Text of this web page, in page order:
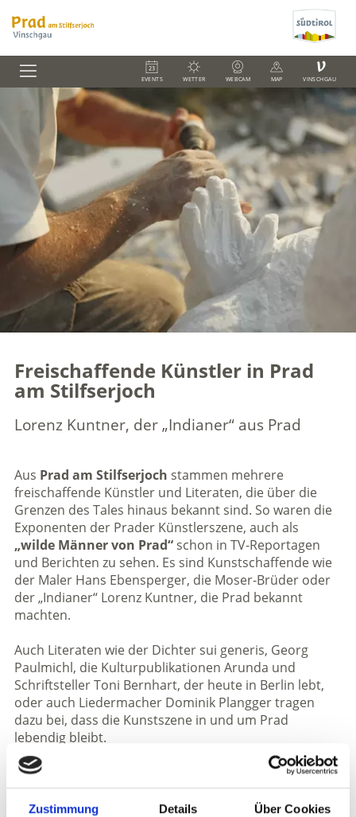
Zustimmung Details Über Cookies
EVENTS WETTER WEBCAM MAP
V
VINSCHGAU
Freischaffende Künstler in Prad
am Stilfserjoch
Lorenz Kuntner, der „Indianer“ aus Prad
Aus Prad am Stilfserjoch stammen mehrere
freischaffende Künstler und Literaten, die über die
Grenzen des Tales hinaus bekannt sind. So waren die
Exponenten der Prader Künstlerszene, auch als
„wilde Männer von Prad“schon in TV-Reportagen
und Berichten zu sehen. Es sind Kunstschaffende wie
der Maler Hans Ebensperger, die Moser-Brüder oder
der „Indianer“ Lorenz Kuntner, die Prad bekannt
machten.
Auch Literaten wie der Dichter sui generis, Georg
Paulmichl, die Kulturpublikationen Arunda und
Schriftsteller Toni Bernhart, der heute in Berlin lebt,
oder auch Liedermacher Dominik Plangger tragen
dazu bei, dass die Kunstszene in und um Prad
lebendig bleibt.
Lorenz Kuntner, der „Indianer“ aus Prad
Am Ortsausgang von Prad in Richtung Stilfserjoch
grüßen den Besucher bunte Totempfähle. Bunte